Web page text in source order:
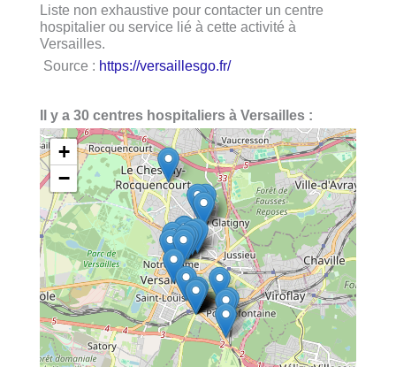
Liste non exhaustive pour contacter un centre
hospitalier ou service lié à cette activité à
Versailles.
Source : https://versaillesgo.fr/
Il y a 30 centres hospitaliers à Versailles :
+
−